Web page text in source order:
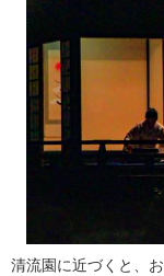
清流園に近づくと、